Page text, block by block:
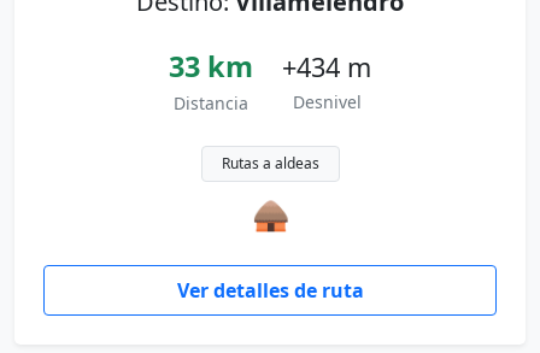
33 km
Distancia
+434 m
Desnivel
Rutas a aldeas
🛖
Ver detalles de ruta